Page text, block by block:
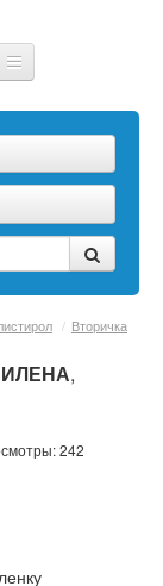
/ Вторичка
,
242